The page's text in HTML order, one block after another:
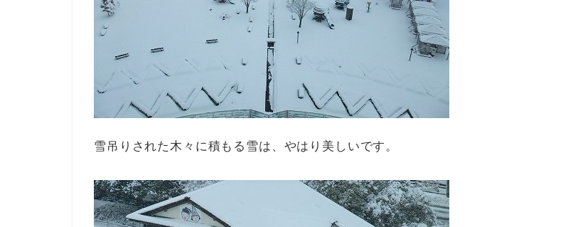
雪吊りされた木々に積もる雪は、やはり美しいです。